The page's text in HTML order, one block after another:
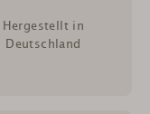
Hergestellt in
Deutschland